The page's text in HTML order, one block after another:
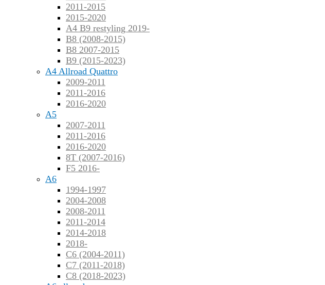
2011-2015
2015-2020
A4 B9 restyling 2019-
B8 (2008-2015)
B8 2007-2015
B9 (2015-2023)
A4 Allroad Quattro
2009-2011
2011-2016
2016-2020
A5
2007-2011
2011-2016
2016-2020
8T (2007-2016)
F5 2016-
A6
1994-1997
2004-2008
2008-2011
2011-2014
2014-2018
2018-
C6 (2004-2011)
C7 (2011-2018)
C8 (2018-2023)